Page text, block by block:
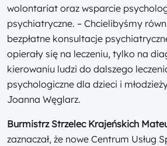
wolontariat oraz wsparcie
psychiatryczne. – Chcielibyśmy
bezpłatne konsultacje
opierały się na leczeniu, tylko na
kierowaniu ludzi do dalszego
psychologiczne dla dzieci i
Joanna Węglarz.
Burmistrz Strzelec Krajeńskich
zaznaczał, że nowe Centrum Usług